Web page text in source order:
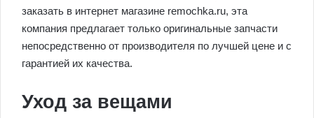
заказать в интернет магазине remochka.ru, эта
компания предлагает только оригинальные запчасти
непосредственно от производителя по лучшей цене и с
гарантией их качества.
Уход за вещами